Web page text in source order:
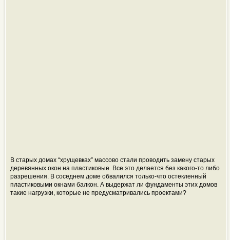
В старых домах “хрущевках” массово стали проводить замену старых
деревянных окон на пластиковые. Все это делается без какого-то либо
разрешения. В соседнем доме обвалился только-что остекленный
пластиковыми окнами балкон. А выдержат ли фундаменты этих домов
такие нагрузки, которые не предусматривались проектами?